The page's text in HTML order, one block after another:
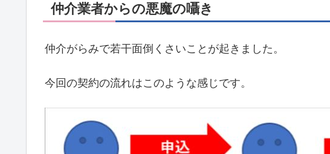
仲介業者からの悪魔の囁き
仲介がらみで若干面倒くさいことが起きました。
今回の契約の流れはこのような感じです。